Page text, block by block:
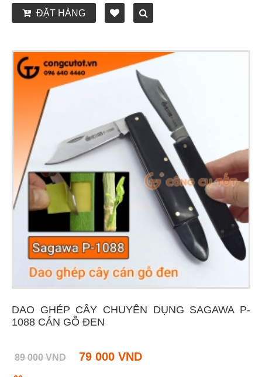
ĐẶT HÀNG
DAO GHÉP CÂY CHUYÊN DỤNG SAGAWA P-
1088 CÁN GỖ ĐEN
89 000 VND 79 000 VND